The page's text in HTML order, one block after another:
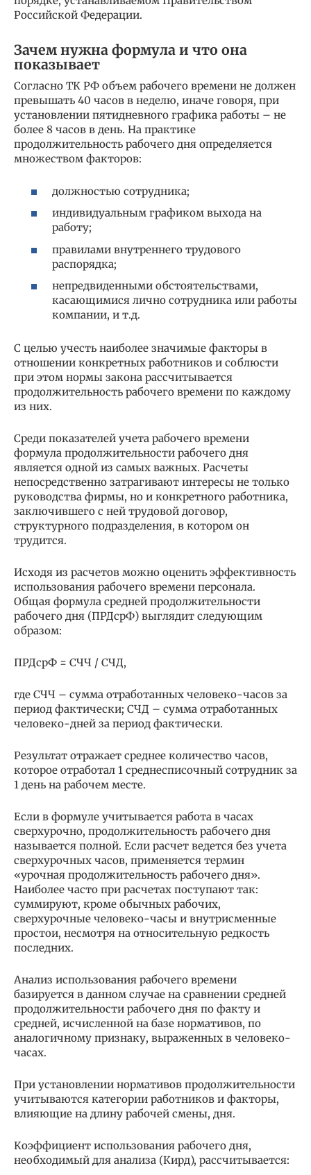
Российской Федерации.
Зачем нужна формула и что она
показывает
Согласно ТК РФ объем рабочего времени не должен
превышать 40 часов в неделю, иначе говоря, при
установлении пятидневного графика работы – не
более 8 часов в день. На практике
продолжительность рабочего дня определяется
множеством факторов:
должностью сотрудника;
индивидуальным графиком выхода на
работу;
правилами внутреннего трудового
распорядка;
непредвиденными обстоятельствами,
касающимися лично сотрудника или работы
компании, и т.д.
С целью учесть наиболее значимые факторы в
отношении конкретных работников и соблюсти
при этом нормы закона рассчитывается
продолжительность рабочего времени по каждому
из них.
Среди показателей учета рабочего времени
формула продолжительности рабочего дня
является одной из самых важных. Расчеты
непосредственно затрагивают интересы не только
руководства фирмы, но и конкретного работника,
заключившего с ней трудовой договор,
структурного подразделения, в котором он
трудится.
Исходя из расчетов можно оценить эффективность
использования рабочего времени персонала.
Общая формула средней продолжительности
рабочего дня (ПРДсрФ) выглядит следующим
образом:
ПРДсрФ = СЧЧ / СЧД,
где СЧЧ – сумма отработанных человеко-часов за
период фактически; СЧД – сумма отработанных
человеко-дней за период фактически.
Результат отражает среднее количество часов,
которое отработал 1 среднесписочный сотрудник за
1 день на рабочем месте.
Если в формуле учитывается работа в часах
сверхурочно, продолжительность рабочего дня
называется полной. Если расчет ведется без учета
сверхурочных часов, применяется термин
«урочная продолжительность рабочего дня».
Наиболее часто при расчетах поступают так:
суммируют, кроме обычных рабочих,
сверхурочные человеко-часы и внутрисменные
простои, несмотря на относительную редкость
последних.
Анализ использования рабочего времени
базируется в данном случае на сравнении средней
продолжительности рабочего дня по факту и
средней, исчисленной на базе нормативов, по
аналогичному признаку, выраженных в человеко-
часах.
При установлении нормативов продолжительности
учитываются категории работников и факторы,
влияющие на длину рабочей смены, дня.
Коэффициент использования рабочего дня,
необходимый для анализа (Кирд), рассчитывается: